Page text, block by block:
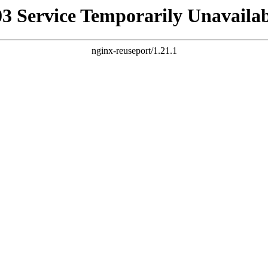
Service Temporarily
nginx-reuseport/1.21.1